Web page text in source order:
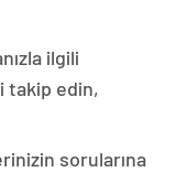
ilgili
takip edin,
sorularına